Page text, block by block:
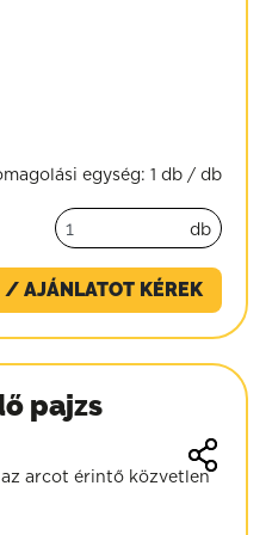
egység: 1 db / db
db
/ AJÁNLATOT KÉREK
pajzs
arcot érintő közvetlen